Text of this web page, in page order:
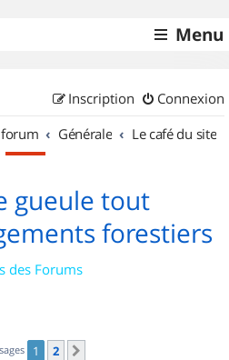
Menu
Connexion
Inscription
Générale Le café du site
gueule tout
forestiers
des Forums
1 2